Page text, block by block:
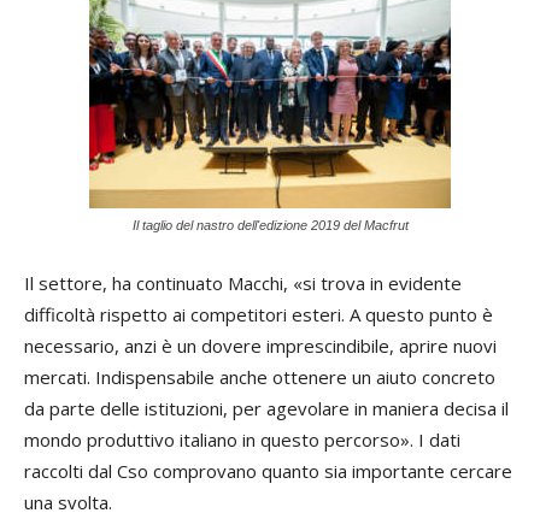
Il taglio del nastro dell'edizione 2019 del Macfrut
Il settore, ha continuato Macchi, «si trova in evidente
difficoltà rispetto ai competitori esteri. A questo punto è
necessario, anzi è un dovere imprescindibile, aprire nuovi
mercati. Indispensabile anche ottenere un aiuto concreto
da parte delle istituzioni, per agevolare in maniera decisa il
mondo produttivo italiano in questo percorso». I dati
raccolti dal Cso comprovano quanto sia importante cercare
una svolta.